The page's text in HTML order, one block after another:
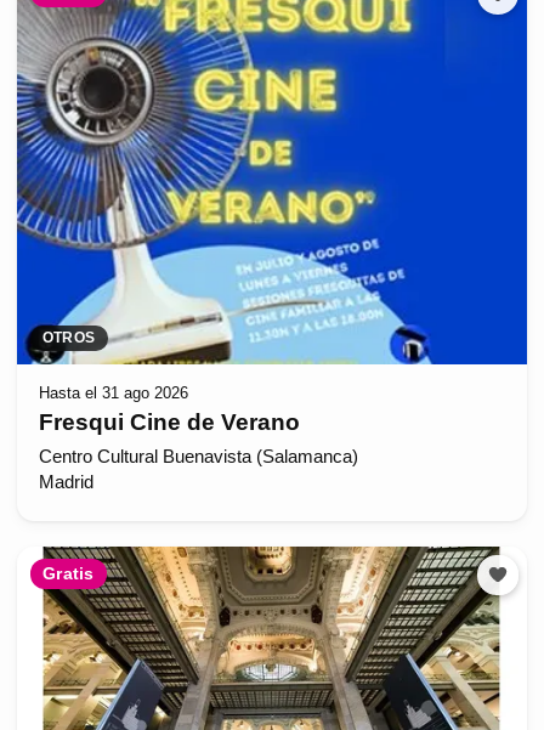
OTROS
Hasta el 31 ago 2026
Fresqui Cine de Verano
Centro Cultural Buenavista (Salamanca)
Madrid
Gratis